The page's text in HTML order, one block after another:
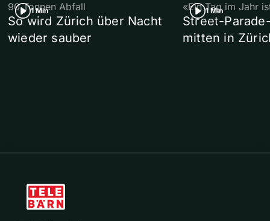
1 Min
90 Tonnen Abfall
So wird Zürich über Nacht
wieder sauber
1 Min
«Ein Tag im Jahr
Street-
mitten in